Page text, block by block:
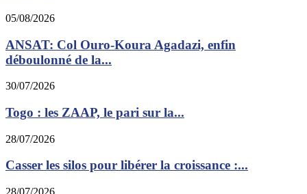
05/08/2026
ANSAT: Col Ouro-Koura Agadazi, enfin
déboulonné de la...
30/07/2026
Togo : les ZAAP, le pari sur la...
28/07/2026
Casser les silos pour libérer la croissance :...